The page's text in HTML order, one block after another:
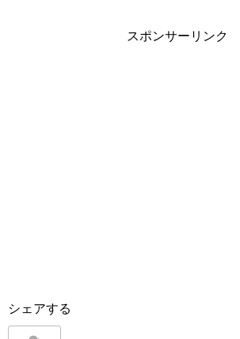
スポンサーリンク
シェアする